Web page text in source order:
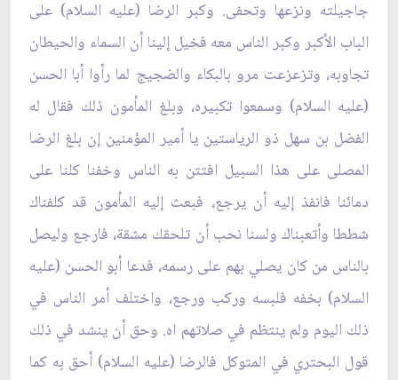
جاجيلته ونزعها وتحفى. وكبر الرضا (عليه السلام) على
الباب الأكبر وكبر الناس معه فخيل إلينا أن السماء والحيطان
تجاوبه، وتزعزعت مرو بالبكاء والضجيج لما رأوا أبا الحسن
(عليه السلام) وسمعوا تكبيره، وبلغ المأمون ذلك فقال له
الفضل بن سهل ذو الرياستين يا أمير المؤمنين إن بلغ الرضا
المصلى على هذا السبيل افتتن به الناس وخفنا كلنا على
دمائنا فانفذ إليه أن يرجع، فبعث إليه المأمون قد كلفناك
شططا وأتعبناك ولسنا نحب أن تلحقك مشقة، فارجع وليصل
بالناس من كان يصلي بهم على رسمه، فدعا أبو الحسن (عليه
السلام) بخفه فلبسه وركب ورجع، واختلف أمر الناس في
ذلك اليوم ولم ينتظم في صلاتهم اه. وحق أن ينشد في ذلك
قول البحتري في المتوكل فالرضا (عليه السلام) أحق به كما